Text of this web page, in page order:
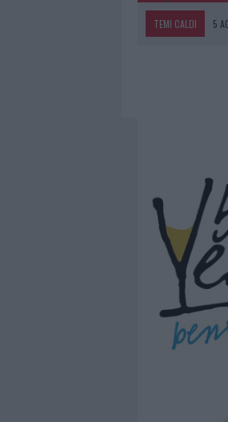
TEMI CALDI 5